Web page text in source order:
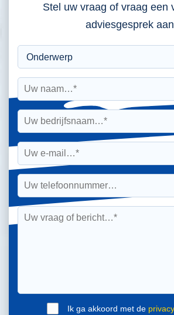
Stel uw vraag of vraag een
adviesgesprek
Ik ga akkoord met de